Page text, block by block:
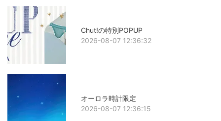
Chut!の特別POPUP
2026-08-07 12:36:32
オーロラ時計限定
2026-08-07 12:36:15